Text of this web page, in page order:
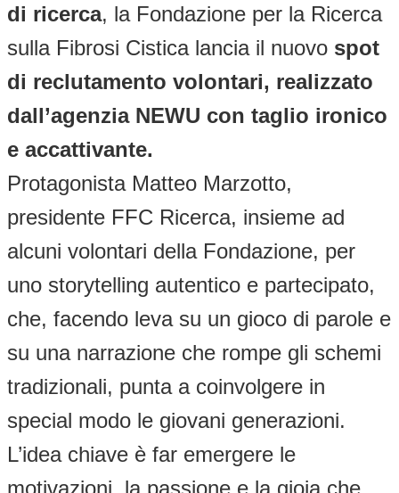
di ricerca, la Fondazione per la Ricerca
sulla Fibrosi Cistica lancia il nuovo spot
di reclutamento volontari, realizzato
dall’agenzia NEWU con taglio ironico
e accattivante.
Protagonista Matteo Marzotto,
presidente FFC Ricerca, insieme ad
alcuni volontari della Fondazione, per
uno storytelling autentico e partecipato,
che, facendo leva su un gioco di parole e
su una narrazione che rompe gli schemi
tradizionali, punta a coinvolgere in
special modo le giovani generazioni.
L’idea chiave è far emergere le
motivazioni, la passione e la gioia che